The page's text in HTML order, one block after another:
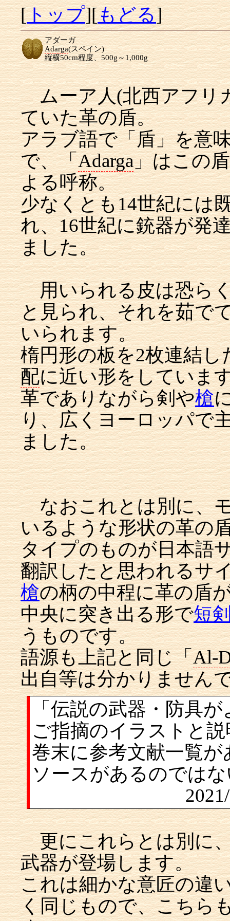
[トップ][もどる]
アダーガ
Adarga(スペイン)
縦横50cm程度、500g～1,000g
ムーア人(北西アフリ
ていた革の盾。
アラブ語で「盾」を意
で、「Adarga」はこの
よる呼称。
少なくとも14世紀には
れ、16世紀に銃器が発
ました。
用いられる皮は恐ら
と見られ、それを茹で
いられます。
楕円形の板を2枚連結
配に近い形をしていま
革でありながら剣や槍
り、広くヨーロッパで
ました。
なおこれとは別に、
いるような形状の革の
タイプのものが日本語
翻訳したと思われるサ
槍の柄の中程に革の盾
中央に突き出る形で短
うものです。
語源も上記と同じ「Al-
出自等は分かりません
「伝説の武器・防具
ご指摘のイラストと
巻末に参考文献一覧
ソースがあるのでは
更にこれらとは別に、
武器が登場します。
これは細かな意匠の違
く同じもので、こちら